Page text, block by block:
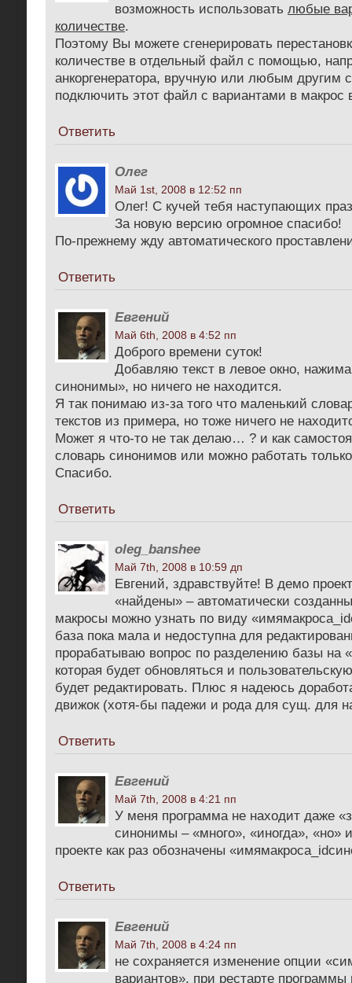
возможность использовать любые
количестве.
Поэтому Вы можете сгенерировать
количестве в отдельный файл с помощью,
анкоргенератора, вручную или любым другим
подключить этот файл с вариантами в макрос
Ответить
Олег
Май 1st, 2008 в 12:52 пп
Олег! С кучей тебя наступающих
За новую версию огромное спасибо!
По-прежнему жду автоматического
Ответить
Евгений
Май 6th, 2008 в 4:52 пп
Доброго времени суток!
Добавляю текст в левое окно,
синонимы», но ничего не находится.
Я так понимаю из-за того что маленький
текстов из примера, но тоже ничего не
Может я что-то не так делаю… ? и как
словарь синонимов или можно работать
Спасибо.
Ответить
oleg_banshee
Май 7th, 2008 в 10:59 дп
Евгений, здравствуйте! В демо
«найдены» – автоматически
макросы можно узнать по виду
база пока мала и недоступна для
прорабатываю вопрос по разделению базы на
которая будет обновляться и
будет редактировать. Плюс я надеюсь
движок (хотя-бы падежи и рода для сущ. для
Ответить
Евгений
Май 7th, 2008 в 4:21 пп
У меня программа не находит даже
синонимы – «много», «иногда», «но»
проекте как раз обозначены
Ответить
Евгений
Май 7th, 2008 в 4:24 пп
не сохраняется изменение опции
вариантов». при рестарте программы